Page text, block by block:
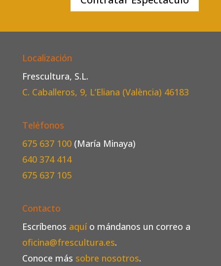
Localización
Frescultura, S.L.
C. Caballeros, 9, L’Eliana (València) 46183
Teléfonos
675 637 100 (María Minaya)
640 374 414
675 637 105
Contacto
Escríbenos aquío mándanos un correo a
oficina@frescultura.es.
Conoce más sobre nosotros.